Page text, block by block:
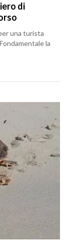
di
una turista
la